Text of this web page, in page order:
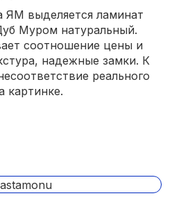
ЯМ выделяется ламинат
Муром натуральный.
соотношение цены и
надежные замки. К
реального
картинке.